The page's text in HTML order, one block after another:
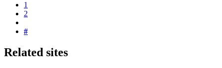
1
2
#
Related sites